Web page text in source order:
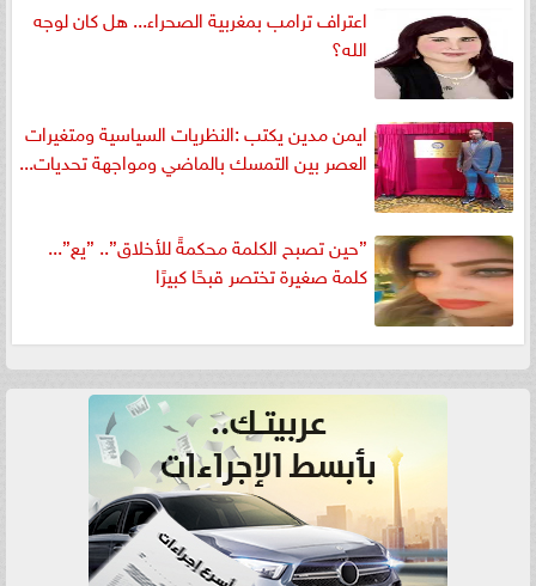
اعتراف ترامب بمغربية الصحراء... هل كان لوجه
الله؟
ايمن مدين يكتب :النظريات السياسية ومتغيرات
العصر بين التمسك بالماضي ومواجهة تحديات...
”حين تصبح الكلمة محكمةً للأخلاق”.. ”يع”...
كلمة صغيرة تختصر قبحًا كبيرًا